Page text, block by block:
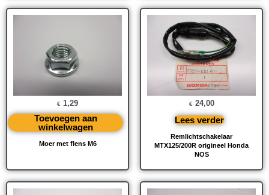
Moer met flens M6
€ 1,29
Toevoegen aan
winkelwagen
Remlichtschakelaar
MTX125/200R origineel Honda
NOS
€ 24,00
Lees verder